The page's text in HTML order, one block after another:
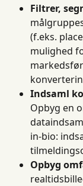
Filtrer,
(f.eks.
mulighed
Indsaml
Opbyg en
in-bio:
Opbyg